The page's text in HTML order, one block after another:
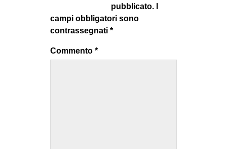
pubblicato.
campi obbligatori sono
contrassegnati *
Commento *